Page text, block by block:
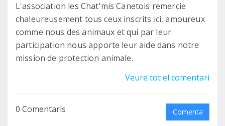
L'association les Chat'mis Canetois remercie
chaleureusement tous ceux inscrits ici, amoureux
comme nous des animaux et qui par leur
participation nous apporte leur aide dans notre
mission de protection animale.
Veure tot el comentari
0 Comentaris Comenta